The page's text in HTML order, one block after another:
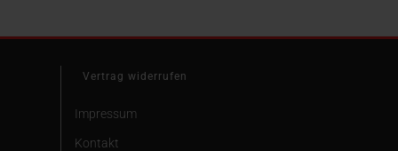
Vertrag widerrufen
Impressum
Kontakt